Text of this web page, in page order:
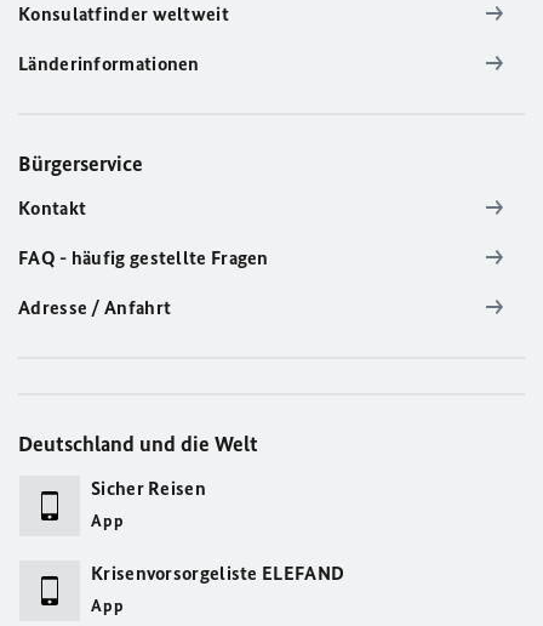
Konsulatfinder weltweit
Länderinformationen
Bürgerservice
Kontakt
FAQ - häufig gestellte Fragen
Adresse / Anfahrt
Deutschland und die Welt
Sicher Reisen
App
Krisenvorsorgeliste ELEFAND
App